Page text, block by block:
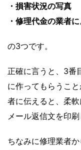
・損害状況の写真
・修理代金の業者
の3つです。
正確に言うと、3番
に作ってもらうこ
者に伝えると、柔
メール返信文を印
ちなみに修理業者